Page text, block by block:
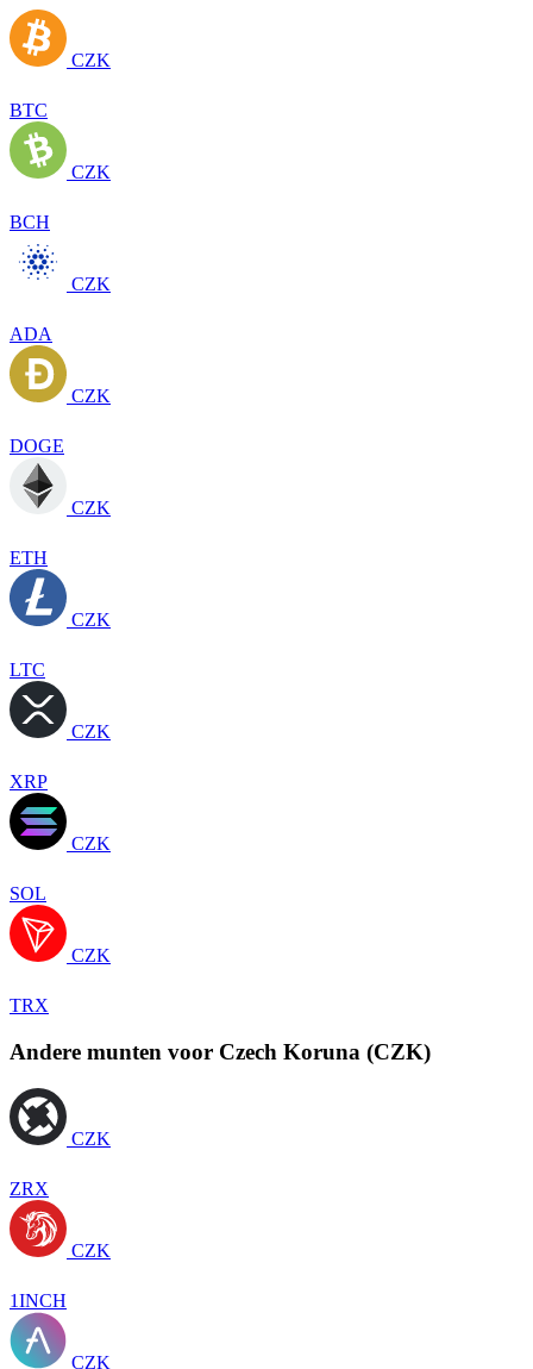
CZK
BTC
CZK
BCH
CZK
ADA
CZK
DOGE
CZK
ETH
CZK
LTC
CZK
XRP
CZK
SOL
CZK
TRX
Andere munten voor Czech Koruna (CZK)
CZK
ZRX
CZK
1INCH
CZK